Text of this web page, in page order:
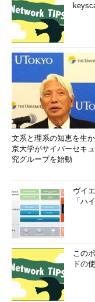
文系と理系の知恵を生
京大学がサイバーセキ
究グループを始動
ヴイ
「ハ
この
ドの